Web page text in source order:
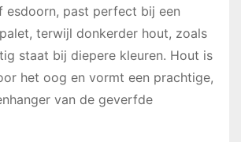
esdoorn, past perfect bij een
terwijl donkerder hout, zoals
staat bij diepere kleuren. Hout is
het oog en vormt een prachtige,
van de geverfde